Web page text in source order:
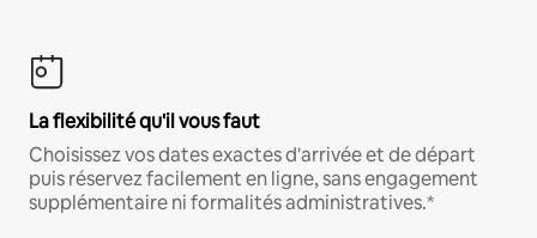
La flexibilité qu'il vous faut
Choisissez vos dates exactes d'arrivée et de départ
puis réservez facilement en ligne, sans engagement
supplémentaire ni formalités administratives.*